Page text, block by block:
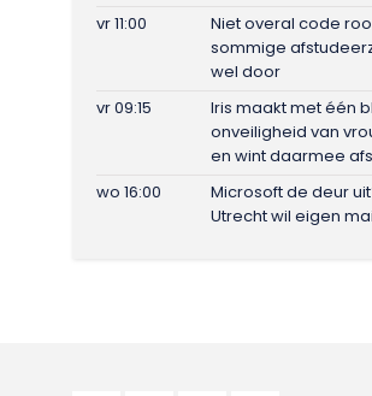
vr 11:00
Niet overal code
sommige
wel door
vr 09:15
Iris maakt met één
onveiligheid van
en wint daarmee
wo 16:00
Microsoft de deur
Utrecht wil eigen